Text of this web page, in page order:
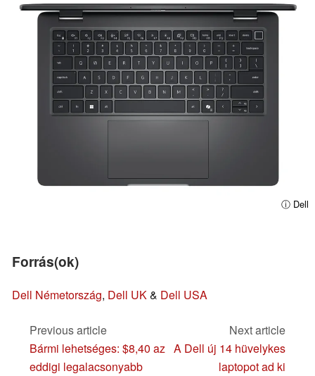
ⓘ Dell
Forrás(ok)
Dell Németország, Dell UK& Dell USA
Previous article
Bármi lehetséges: $8,40 az
eddigi legalacsonyabb
Next article
A Dell új 14 hüvelykes
laptopot ad ki